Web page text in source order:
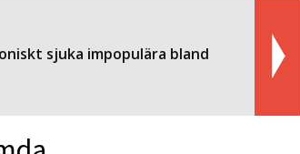
sjuka impopulära bland